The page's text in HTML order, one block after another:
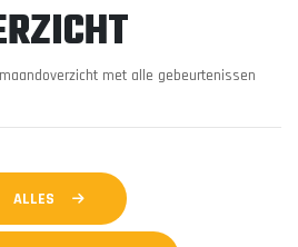
met alle gebeurtenissen
ALLES